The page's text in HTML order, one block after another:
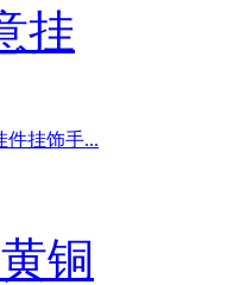
件挂饰手...